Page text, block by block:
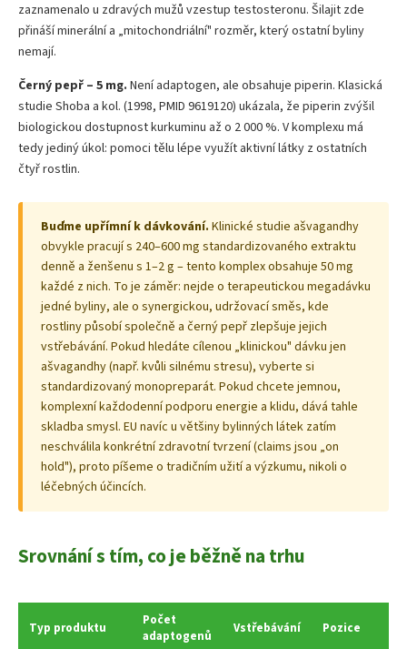
zaznamenalo u zdravých mužů vzestup testosteronu. Šilajit zde
přináší minerální a „mitochondriální" rozměr, který ostatní byliny
nemají.
Černý pepř – 5 mg. Není adaptogen, ale obsahuje piperin. Klasická
studie Shoba a kol. (1998, PMID 9619120) ukázala, že piperin zvýšil
biologickou dostupnost kurkuminu až o 2 000 %. V komplexu má
tedy jediný úkol: pomoci tělu lépe využít aktivní látky z ostatních
čtyř rostlin.
Buďme upřímní k dávkování. Klinické studie ašvagandhy
obvykle pracují s 240–600 mg standardizovaného extraktu
denně a ženšenu s 1–2 g – tento komplex obsahuje 50 mg
každé z nich. To je záměr: nejde o terapeutickou megadávku
jedné byliny, ale o synergickou, udržovací směs, kde
rostliny působí společně a černý pepř zlepšuje jejich
vstřebávání. Pokud hledáte cílenou „klinickou" dávku jen
ašvagandhy (např. kvůli silnému stresu), vyberte si
standardizovaný monopreparát. Pokud chcete jemnou,
komplexní každodenní podporu energie a klidu, dává tahle
skladba smysl. EU navíc u většiny bylinných látek zatím
neschválila konkrétní zdravotní tvrzení (claims jsou „on
hold"), proto píšeme o tradičním užití a výzkumu, nikoli o
léčebných účincích.
Srovnání s tím, co je běžně na trhu
Typ produktu
Počet
adaptogenů
Vstřebávání Pozice